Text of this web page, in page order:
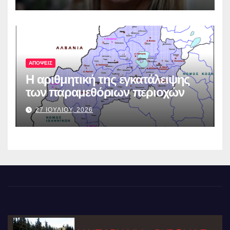
ΑΠΟΨΕΙΣ
Η αριθμητική της εγκατάλειψης
των παραμεθόριων περιοχών
27 ΙΟΥΛΙΟΥ, 2026